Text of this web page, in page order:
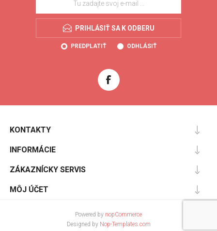
PRIHLÁSIŤ SA K ODBERU
PREDPLATIŤ ODHLÁSIŤ
KONTAKTY
INFORMÁCIE
ZÁKAZNÍCKY SERVIS
MÔJ ÚČET
Powered by nopCommerce
Designed by Nop-Templates.com